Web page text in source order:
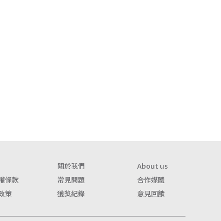
關於我們
About us
條款
常見問題
合作媒體
策
獲獎紀錄 意見回饋